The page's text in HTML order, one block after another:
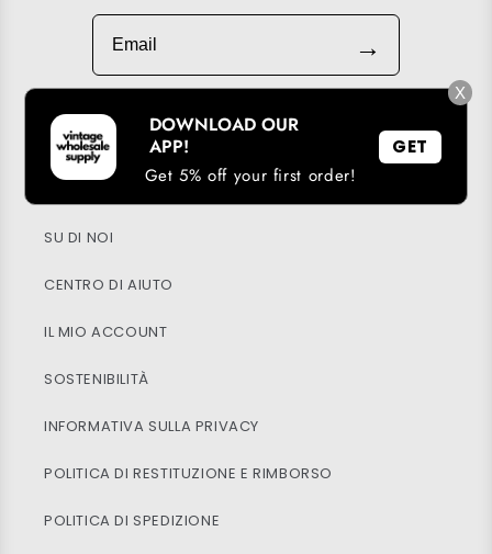
Email
→
SCARICA LA NOSTRA APP
SU DI NOI
CENTRO DI AIUTO
IL MIO ACCOUNT
SOSTENIBILITÀ
INFORMATIVA SULLA PRIVACY
POLITICA DI RESTITUZIONE E RIMBORSO
POLITICA DI SPEDIZIONE
X
DOWNLOAD OUR
APP!
Get 5% off your first order!
GET